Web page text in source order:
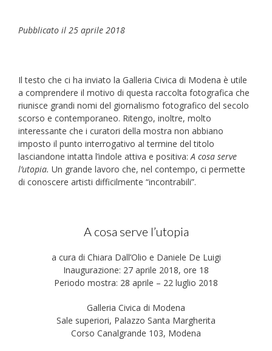
Pubblicato il 25 aprile 2018
Il testo che ci ha inviato la Galleria Civica di Modena è utile
a comprendere il motivo di questa raccolta fotografica che
riunisce grandi nomi del giornalismo fotografico del secolo
scorso e contemporaneo. Ritengo, inoltre, molto
interessante che i curatori della mostra non abbiano
imposto il punto interrogativo al termine del titolo
lasciandone intatta l’indole attiva e positiva:A cosa serve
l’utopia. Un grande lavoro che, nel contempo, ci permette
di conoscere artisti difficilmente “incontrabili”.
A cosa serve l’utopia
a cura di Chiara Dall’Olio e Daniele De Luigi
Inaugurazione: 27 aprile 2018, ore 18
Periodo mostra: 28 aprile – 22 luglio 2018
Galleria Civica di Modena
Sale superiori, Palazzo Santa Margherita
Corso Canalgrande 103, Modena